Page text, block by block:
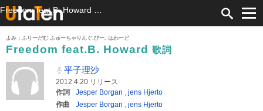
よみ：ふりーだむ ふゅーちゃりんぐ.びー. はわーど
Freedom feat.B. Howard
歌詞
平子理沙
2012.4.20 リリース
作詞
Jesper Borgan , jens Hjerto
作曲
Jesper Borgan , jens Hjerto